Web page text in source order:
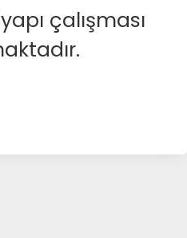
çalışması